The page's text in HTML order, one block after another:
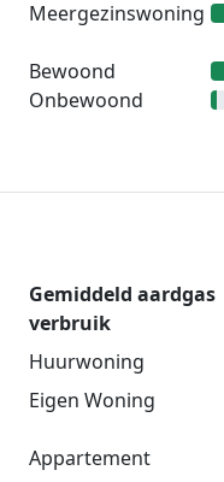
Meergezinswoning
Bewoond
Onbewoond
Gemiddeld aardgas
verbruik
Huurwoning
Eigen Woning
Appartement